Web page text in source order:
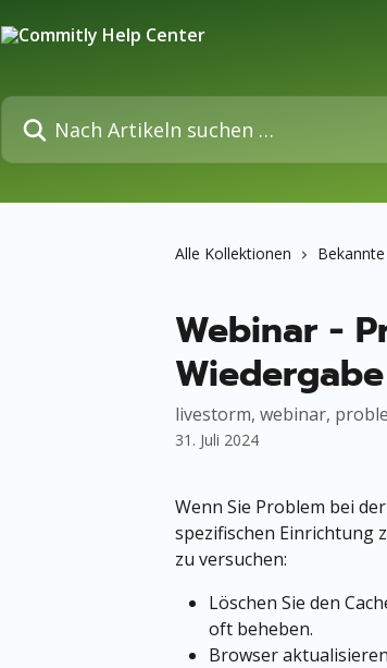
Nach Artikeln suchen …
Alle Kollektionen
Webinar -
Wiedergabe
livestorm, webinar,
31. Juli 2024
Wenn Sie Problem bei
spezifischen Einrichtung
zu versuchen:
Löschen Sie den
oft beheben.
Browser